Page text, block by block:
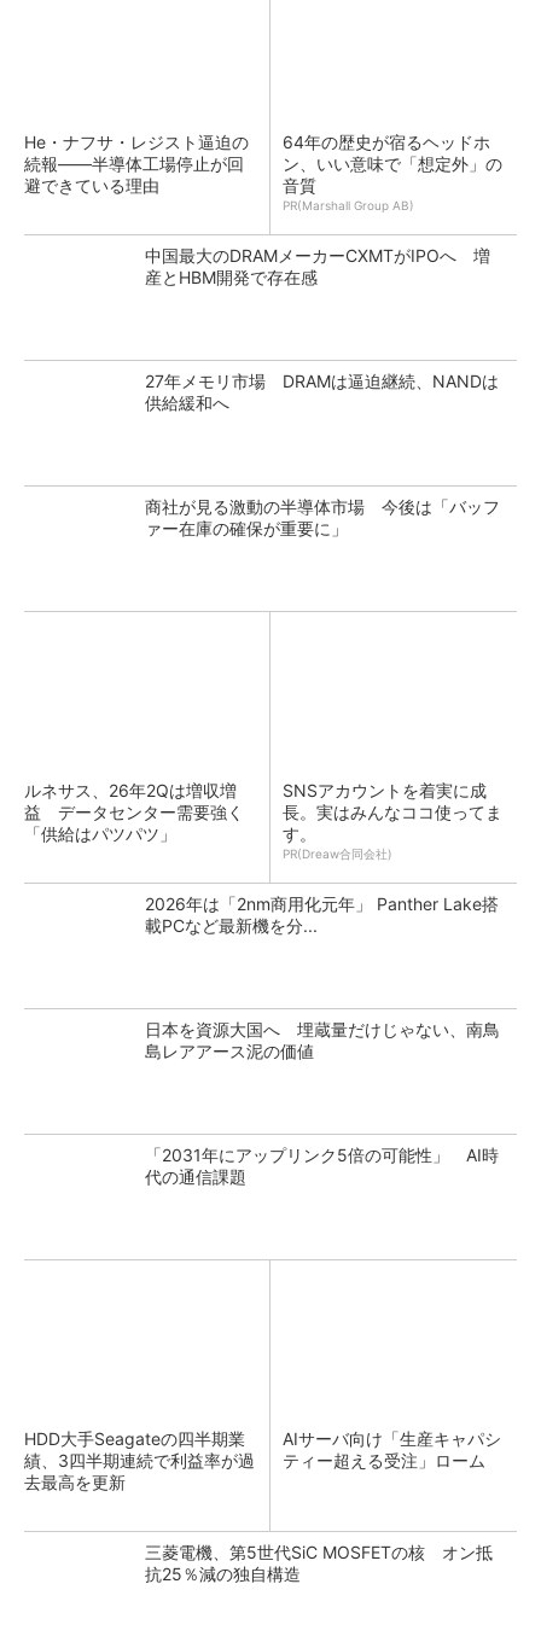
He・ナフサ・レジスト逼迫の
続報――半導体工場停止が回
避できている理由
64年の歴史が宿るヘッドホ
ン、いい意味で「想定外」の
音質
PR(Marshall Group AB)
中国最大のDRAMメーカーCXMTがIPOへ 増
産とHBM開発で存在感
27年メモリ市場 DRAMは逼迫継続、NANDは
供給緩和へ
商社が見る激動の半導体市場 今後は「バッフ
ァー在庫の確保が重要に」
ルネサス、26年2Qは増収増
益 データセンター需要強く
「供給はパツパツ」
SNSアカウントを着実に成
長。実はみんなココ使ってま
す。
PR(Dreaw合同会社)
2026年は「2nm商用化元年」 Panther Lake搭
載PCなど最新機を分...
日本を資源大国へ 埋蔵量だけじゃない、南鳥
島レアアース泥の価値
「2031年にアップリンク5倍の可能性」 AI時
代の通信課題
HDD大手Seagateの四半期業
績、3四半期連続で利益率が過
去最高を更新
AIサーバ向け「生産キャパシ
ティー超える受注」ローム
三菱電機、第5世代SiC MOSFETの核 オン抵
抗25％減の独自構造